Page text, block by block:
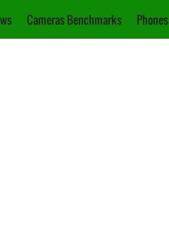
Cameras Benchmarks Phones